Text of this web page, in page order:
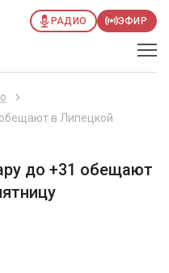
РАДИО ЭФИР
в Липецкой
до +31 обещают